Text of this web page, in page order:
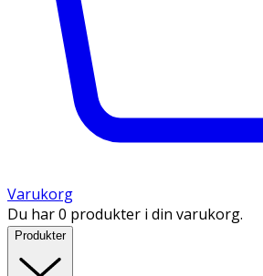
Varukorg
Du har 0 produkter i din varukorg.
Produkter